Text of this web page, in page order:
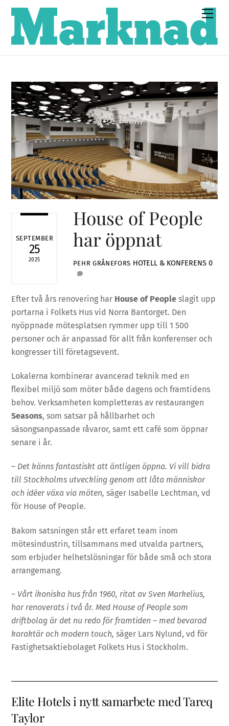
Skip
content
SEPTEMBER
25
2025
House of People
har öppnat
PEHR GRÅNEFORS HOTELL & KONFERENS 0
Efter två års renovering har House of People slagit upp
portarna i Folkets Hus vid Norra Bantorget. Den
nyöppnade mötesplatsen rymmer upp till 1 500
personer och är anpassad för allt från konferenser och
kongresser till företagsevent.
Lokalerna kombinerar avancerad teknik med en
flexibel miljö som möter både dagens och framtidens
behov. Verksamheten kompletteras av restaurangen
Seasons, som satsar på hållbarhet och
säsongsanpassade råvaror, samt ett café som öppnar
senare i år.
– Det känns fantastiskt att äntligen öppna. Vi vill bidra
till Stockholms utveckling genom att låta människor
och idéer växa via möten, säger Isabelle Lechtman, vd
för House of People.
Bakom satsningen står ett erfaret team inom
mötesindustrin, tillsammans med utvalda partners,
som erbjuder helhetslösningar för både små och stora
arrangemang.
– Vårt ikoniska hus från 1960, ritat av Sven Markelius,
har renoverats i två år. Med House of People som
driftbolag är det nu redo för framtiden – med bevarad
karaktär och modern touch, säger Lars Nylund, vd för
Fastighetsaktiebolaget Folkets Hus i Stockholm.
Elite Hotels i nytt samarbete med Tareq
Taylor